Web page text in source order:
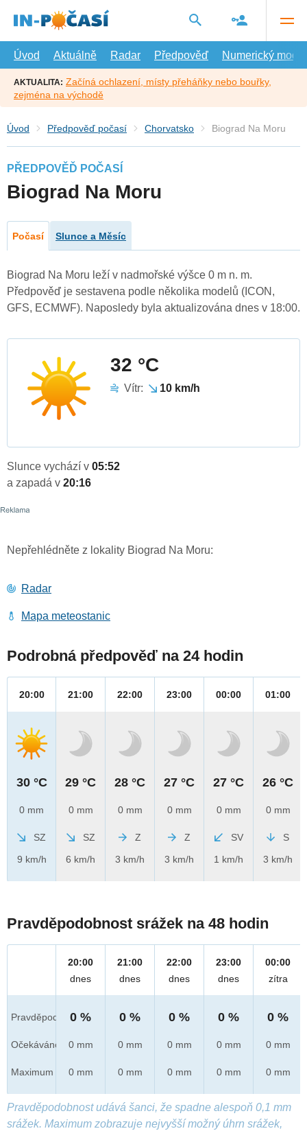
hlavní
Úvod
Aktuálně Radar Předpověď Numerický model
AKTUALITA: Začíná ochlazení, místy přeháňky nebo bouřky,
zejména na východě
Úvod Předpověď počasí Chorvatsko Biograd Na Moru
PŘEDPOVĚĎ POČASÍ
Biograd Na Moru
Počasí Slunce a Měsíc
Biograd Na Moru leží v nadmořské výšce 0 m n. m.
Předpověď je sestavena podle několika modelů (ICON,
GFS, ECMWF). Naposledy byla aktualizována dnes v 18:00.
32 °C
Vítr: 10 km/h
Slunce vychází v 05:52
a zapadá v 20:16
Nepřehlédněte z lokality Biograd Na Moru:
Radar
Mapa meteostanic
Podrobná předpověď na 24 hodin
20:00
30 °C
0 mm
SZ
9 km/h
21:00
29 °C
0 mm
SZ
6 km/h
22:00
28 °C
0 mm
Z
3 km/h
23:00
27 °C
0 mm
Z
3 km/h
00:00
27 °C
0 mm
SV
1 km/h
01:00
26 °C
0 mm
S
3 km/h
Pravděpodobnost srážek na 48 hodin
Pravděpod.
Očekáváno
Maximum
20:00
dnes
0 %
0 mm
0 mm
21:00
dnes
0 %
0 mm
0 mm
22:00
dnes
0 %
0 mm
0 mm
23:00
dnes
0 %
0 mm
0 mm
00:00
zítra
0 %
0 mm
0 mm
Pravděpodobnost udává šanci, že spadne alespoň 0,1 mm
srážek. Maximum zobrazuje nejvyšší možný úhrn srážek,